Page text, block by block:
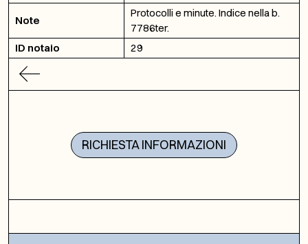
Note
Protocolli e minute. Indice nella b.
7786ter.
ID notaio
29
RICHIESTA INFORMAZIONI